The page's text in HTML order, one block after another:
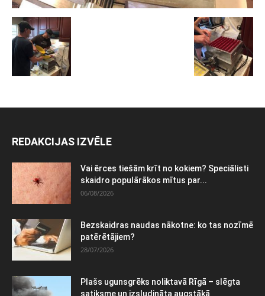
REDAKCIJAS IZVĒLE
Vai ērces tiešām krīt no kokiem? Speciālisti
skaidro populārākos mītus par...
06/08/2026
Bezskaidras naudas nākotne: ko tas nozīmē
patērētājiem?
28/07/2026
Plašs ugunsgrēks noliktavā Rīgā – slēgta
satiksme un izsludināta augstākā